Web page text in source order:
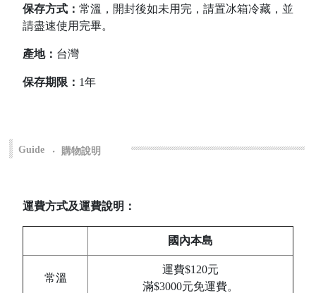
保存方式： 常溫，開封後如未用完，請置冰箱冷藏，並
請盡速使用完畢。
產地： 台灣
保存期限： 1年
Guide ‧ 購物說明
運費方式及運費說明：
國內本島
常溫
運費$120元
滿$3000元免運費。